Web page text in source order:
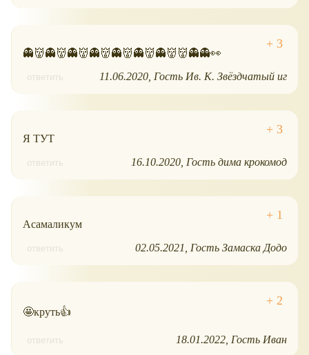
👻👹👻👹👻👹👻👹👻👹👻👹👻👹👹👻👻👀
ответить 11.06.2020 Гость Ив. К. Звёздчатый иг
Я ТУТ
ответить 16.10.2020 Гость дима крокомод
Асамаликум
ответить 02.05.2021 Гость Замаска Додо
🤩круть👍
ответить 18.01.2022 Гость Иван